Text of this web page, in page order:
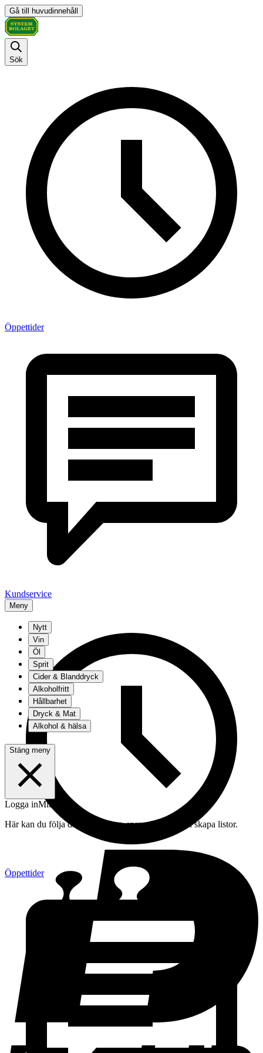
Gå till huvudinnehåll
Sök
Öppettider
Kundservice
Meny
Öppettider
Nytt
Vin
Öl
Sprit
Cider & Blanddryck
Alkoholfritt
Hållbarhet
Dryck & Mat
Alkohol & hälsa
Stäng meny
Logga inMitt konto
Här kan du följa din beställning, spara drycker och skapa listor.